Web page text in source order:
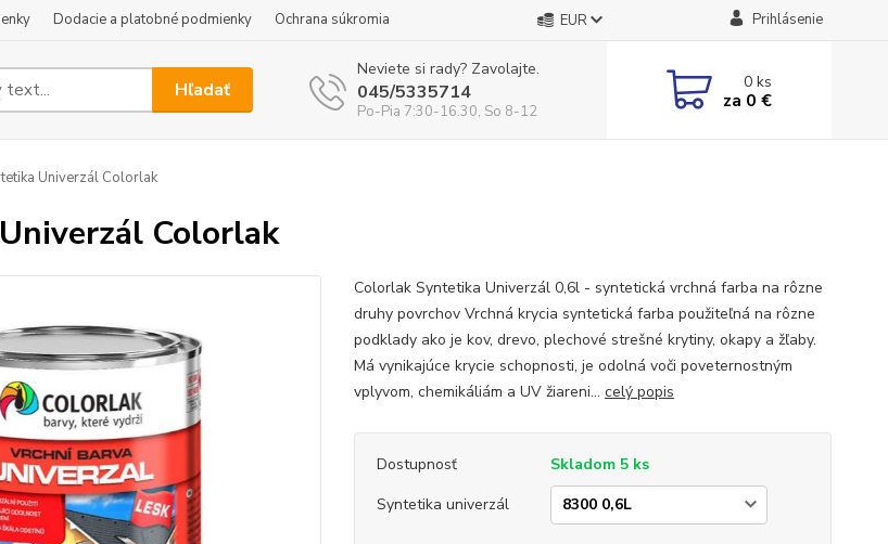
Dodacie a platobné podmienky Ochrana súkromia EUR Prihlásenie
Hľadať
Neviete si rady? Zavolajte.
045/5335714
Po-Pia 7:30-16.30, So 8-12
0ks
za 0 €
Univerzál Colorlak
Colorlak
Colorlak Syntetika Univerzál 0,6l - syntetická vrchná farba na rôzne
druhy povrchov Vrchná krycia syntetická farba použiteľná na rôzne
podklady ako je kov, drevo, plechové strešné krytiny, okapy a žľaby.
Má vynikajúce krycie schopnosti, je odolná voči poveternostným
vplyvom, chemikáliám a UV žiareni... celý popis
Dostupnosť
Skladom 5 ks
Syntetika univerzál